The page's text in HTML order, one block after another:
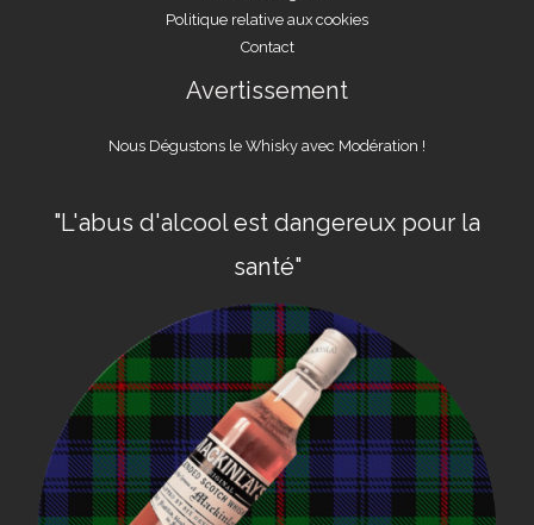
Politique relative aux cookies
Contact
Avertissement
Nous Dégustons le Whisky avec Modération !
"L'abus d'alcool est dangereux pour la
santé"